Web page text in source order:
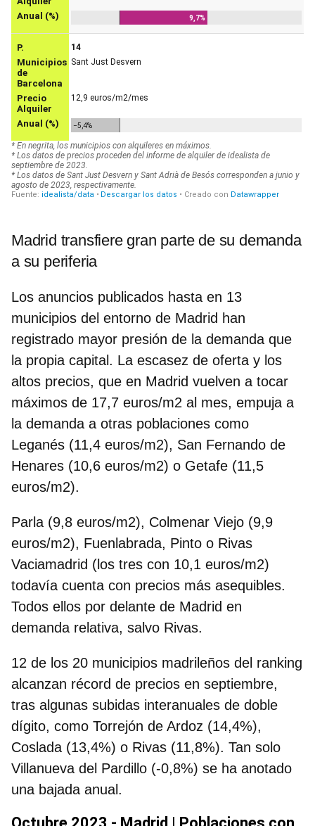
Madrid transfiere gran parte de su demanda
a su periferia
Los anuncios publicados hasta en 13
municipios del entorno de Madrid han
registrado mayor presión de la demanda que
la propia capital. La escasez de oferta y los
altos precios, que en Madrid vuelven a tocar
máximos de 17,7 euros/m2 al mes, empuja a
la demanda a otras poblaciones como
Leganés (11,4 euros/m2), San Fernando de
Henares (10,6 euros/m2) o Getafe (11,5
euros/m2).
Parla (9,8 euros/m2), Colmenar Viejo (9,9
euros/m2), Fuenlabrada, Pinto o Rivas
Vaciamadrid (los tres con 10,1 euros/m2)
todavía cuenta con precios más asequibles.
Todos ellos por delante de Madrid en
demanda relativa, salvo Rivas.
12 de los 20 municipios madrileños del ranking
alcanzan récord de precios en septiembre,
tras algunas subidas interanuales de doble
dígito, como Torrejón de Ardoz (14,4%),
Coslada (13,4%) o Rivas (11,8%). Tan solo
Villanueva del Pardillo (-0,8%) se ha anotado
una bajada anual.